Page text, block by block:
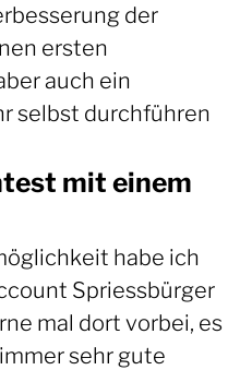
der
ersten
auch ein
selbst durchführen
mit einem
habe ich
Spriessbürger
mal dort vorbei, es
sehr gute